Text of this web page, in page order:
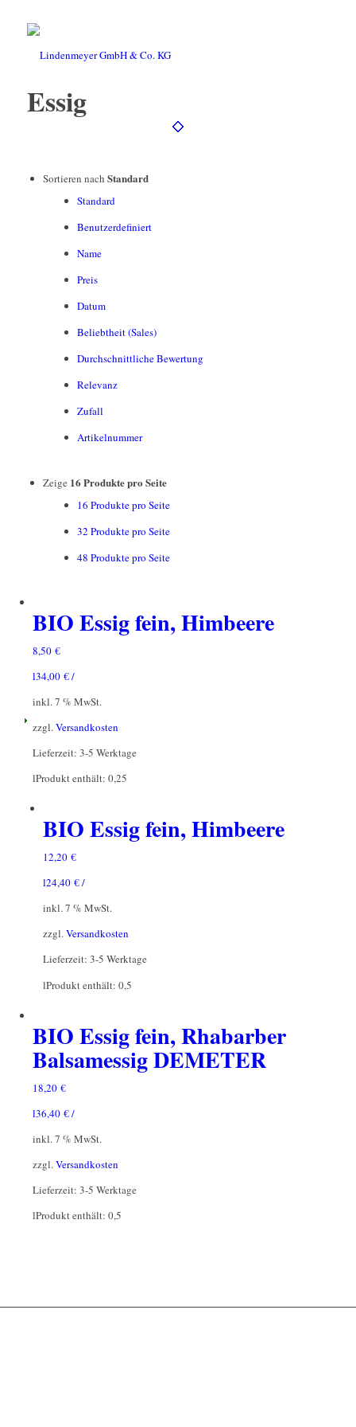
Essig
Sortieren nach Standard
Standard
Benutzerdefiniert
Name
Preis
Datum
Beliebtheit (Sales)
Durchschnittliche Bewertung
Relevanz
Zufall
Artikelnummer
Zeige 16 Produkte pro Seite
16 Produkte pro Seite
32 Produkte pro Seite
48 Produkte pro Seite
BIO Essig fein, Himbeere
8,50 €
34,00 €/
l
inkl. 7 % MwSt.
zzgl.Versandkosten
Lieferzeit: 3-5 Werktage
Produkt enthält: 0,25
l
BIO Essig fein, Himbeere
12,20 €
24,40 €/
l
inkl. 7 % MwSt.
zzgl.Versandkosten
Lieferzeit: 3-5 Werktage
Produkt enthält: 0,5
l
BIO Essig fein, Rhabarber
Balsamessig DEMETER
18,20 €
36,40 €/
l
inkl. 7 % MwSt.
zzgl.Versandkosten
Lieferzeit: 3-5 Werktage
Produkt enthält: 0,5
l